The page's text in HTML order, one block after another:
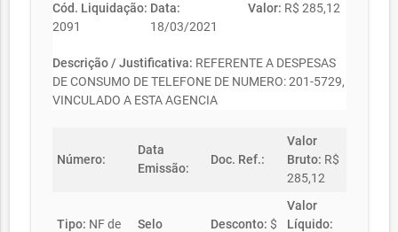
Cód. Liquidação:
2091
Data:
18/03/2021
Valor: R$ 285,12
Descrição / Justificativa: REFERENTE A DESPESAS
DE CONSUMO DE TELEFONE DE NUMERO: 201-5729,
VINCULADO A ESTA AGENCIA
Número:
Data
Emissão:
Doc. Ref.:
Valor
Bruto: R$
285,12
Tipo: NF de
Selo
Desconto: $
Valor
Líquido: